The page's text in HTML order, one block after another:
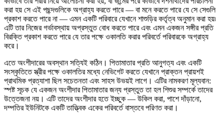
করা হয় সে এই পছন্দগুলিকে অগ্রাহ্য করতে পারে — বা মনে করতে পারে যে সে সেগুলি
প্রকাশ করতে পারে না — এমন একটি পরিবারে যেখানে শাশুড়ির কর্তৃত্ব অনুমান করা হয়৷
এটি তার নিজের গর্ভাবস্থায় অপ্রস্তুত বোধ করতে পারে এবং এমন একজন সঙ্গীর প্রতি
বিরক্তি প্রকাশ করতে পারে যে তার পক্ষে ওকালতি করার পরিবর্তে পরিবারকে অগ্রাহ্য
করে।
এতে অংশীদারের অবস্থান সত্যিই কঠিন। পিতামাতার প্রতি আনুগত্য এবং একটি
সংস্কৃতিতে স্ত্রীর পক্ষে ওকালতির মধ্যে নেভিগেট করতে যেখানে প্রাক্তন প্রায়শই
প্রাথমিক প্রত্যাশা ছিল সচেতনতা এবং সাহস উভয়ই লাগে। এটির নামকরণ মূল্যবান:
স্পষ্ট সূচক যে একজন অংশীদার পিতামাতার জন্য প্রস্তুত তা হল শিশুর সম্পর্কে তাদের
উত্তেজনা নয়। এটি তাদের অংশীদার হতে ইচ্ছুক — উকিল করা, পাশে দাঁড়ানো,
দম্পতির ইউনিটকে একটি তাত্ত্বিক একের পরিবর্তে বাস্তবে পরিণত করা।